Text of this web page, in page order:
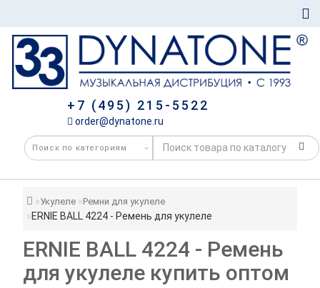
+7 (495) 215-5522
order@dynatone.ru
Укулеле Ремни для укулеле
ERNIE BALL 4224 - Ремень для укулеле
ERNIE BALL 4224 - Ремень
для укулеле купить оптом